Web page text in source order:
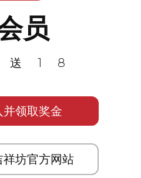
员
送18
并领取奖金
坊官方网站